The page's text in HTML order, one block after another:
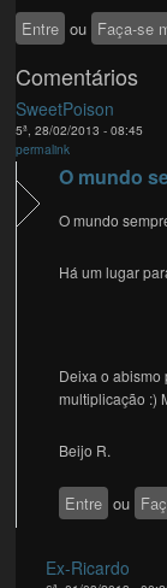
Entre ou Faça-se
Comentários
SweetPoison
5ª, 28/02/2013 - 08:45
permalink
O mundo
O mundo
Há um lugar
Deixa o abismo
multiplicação :)
Beijo R.
Entre ou
Ex-Ricardo